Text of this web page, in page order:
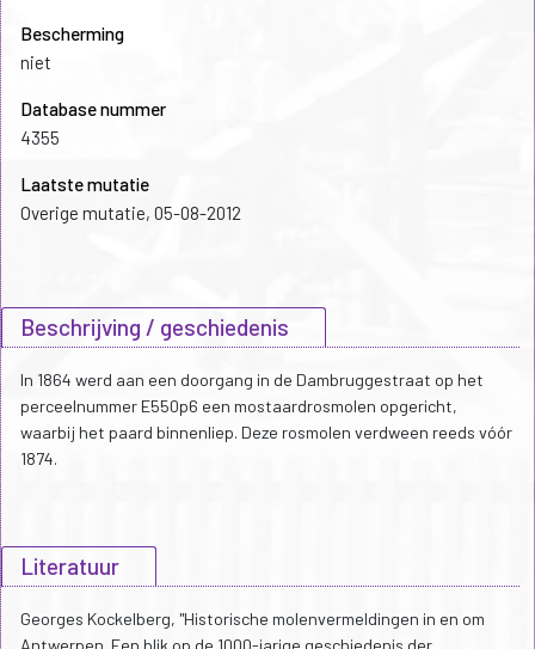
Bescherming
niet
Database nummer
4355
Laatste mutatie
Overige mutatie, 05-08-2012
Beschrijving / geschiedenis
In 1864 werd aan een doorgang in de Dambruggestraat op het
perceelnummer E550p6 een mostaardrosmolen opgericht,
waarbij het paard binnenliep. Deze rosmolen verdween reeds vóór
1874.
Literatuur
Georges Kockelberg, "Historische molenvermeldingen in en om